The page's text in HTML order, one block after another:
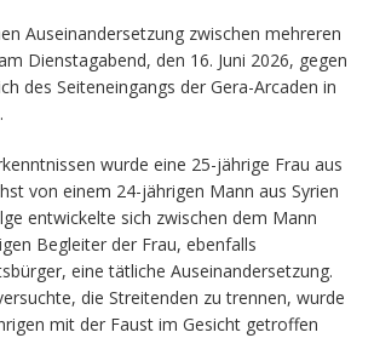
Auseinandersetzung zwischen mehreren
Dienstagabend, den 16. Juni 2026, gegen
des Seiteneingangs der Gera-Arcaden in
wurde eine 25-jährige Frau aus
von einem 24-jährigen Mann aus Syrien
entwickelte sich zwischen dem Mann
Begleiter der Frau, ebenfalls
eine tätliche Auseinandersetzung.
die Streitenden zu trennen, wurde
mit der Faust im Gesicht getroffen